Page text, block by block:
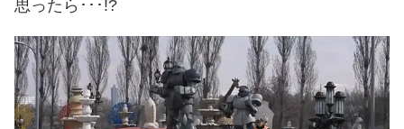
思ったら･･･!?